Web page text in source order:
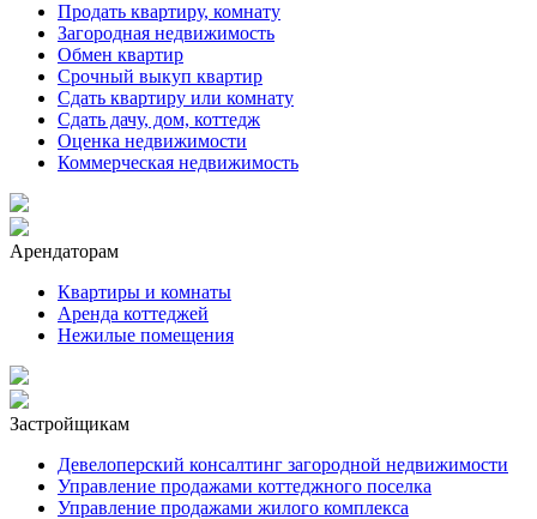
Продать квартиру, комнату
Загородная недвижимость
Обмен квартир
Срочный выкуп квартир
Сдать квартиру или комнату
Сдать дачу, дом, коттедж
Оценка недвижимости
Коммерческая недвижимость
Арендаторам
Квартиры и комнаты
Аренда коттеджей
Нежилые помещения
Застройщикам
Девелоперский консалтинг загородной недвижимости
Управление продажами коттеджного поселка
Управление продажами жилого комплекса